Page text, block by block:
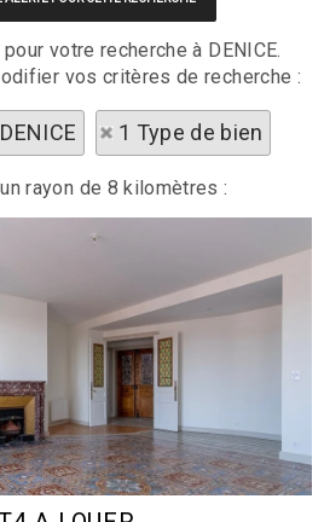
votre recherche à DENICE.
vos critères de recherche :
1 Type de bien
rayon de 8 kilomètres :